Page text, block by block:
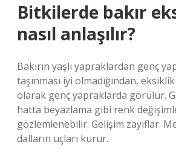
Bitkilerde bakır
nasıl anlaşılır?
Bakırın yaşlı yapraklardan genç
taşınması iyi olmadığından,
olarak genç yapraklarda görülür.
hatta beyazlama gibi renk
gözlemlenebilir. Gelişim zayıflar.
dalların uçları kurur.